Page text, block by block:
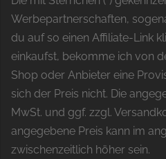
Werbepartnerschaften,
du auf so einen Affiliate-Link
einkaufst, bekomme ich von
Shop oder Anbieter eine
sich der Preis nicht. Die
MwSt. und ggf. zzgl.
angegebene Preis kann im
zwischenzeitlich höher sein.